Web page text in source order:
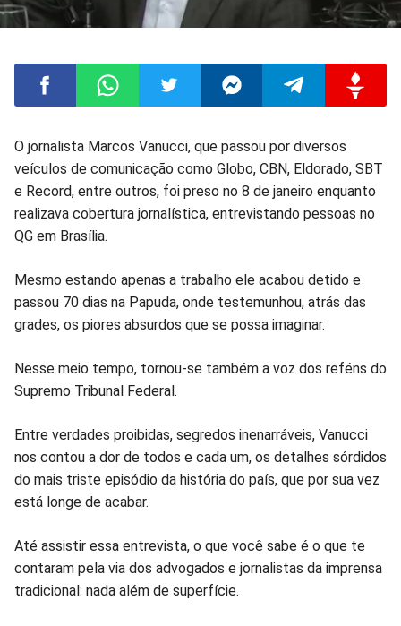
Compartilhar
no
Facebook
Compartilhar
no
Whatsapp
Compartilhar
no
Compartilhar
no
Compartilhar
no
no
O jornalista Marcos Vanucci, que passou por diversos
veículos de comunicação como Globo, CBN, Eldorado, SBT
e Record, entre outros, foi preso no 8 de janeiro enquanto
realizava cobertura jornalística, entrevistando pessoas no
QG em Brasília.
Mesmo estando apenas a trabalho ele acabou detido e
passou 70 dias na Papuda, onde testemunhou, atrás das
grades, os piores absurdos que se possa imaginar.
Nesse meio tempo, tornou-se também a voz dos reféns do
Supremo Tribunal Federal.
Entre verdades proibidas, segredos inenarráveis, Vanucci
nos contou a dor de todos e cada um, os detalhes sórdidos
do mais triste episódio da história do país, que por sua vez
está longe de acabar.
Até assistir essa entrevista, o que você sabe é o que te
contaram pela via dos advogados e jornalistas da imprensa
tradicional: nada além de superfície.